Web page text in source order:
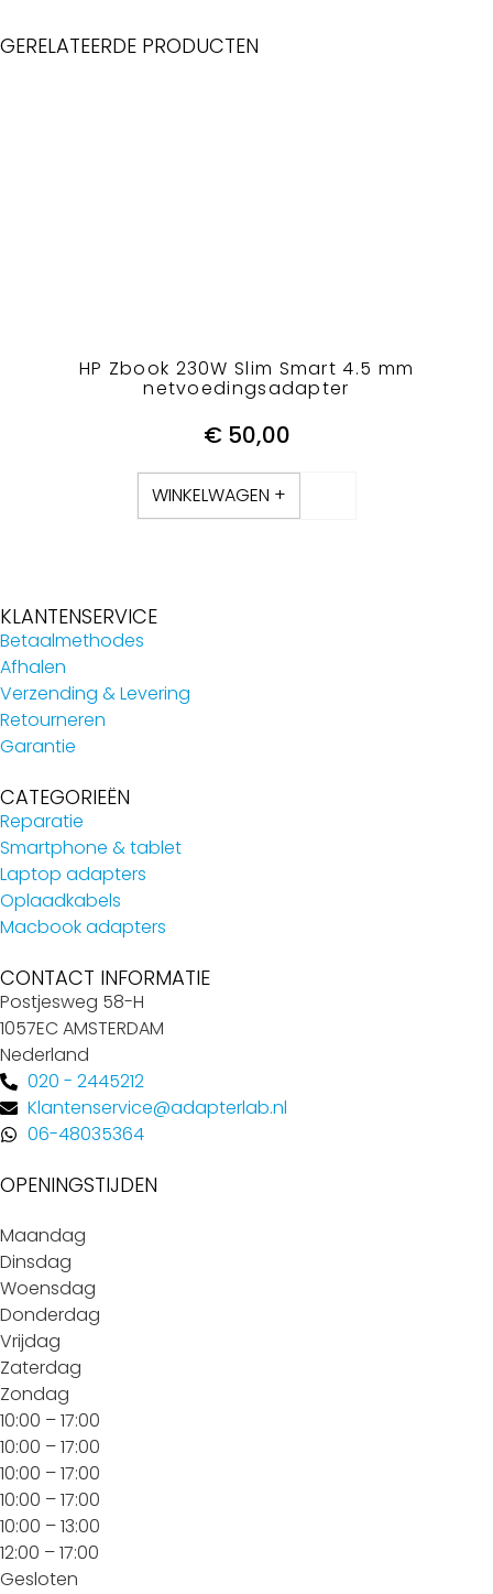
GERELATEERDE PRODUCTEN
HP Zbook 230W Slim Smart 4.5 mm
netvoedingsadapter
€50,00
WINKELWAGEN +
KLANTENSERVICE
Betaalmethodes
Afhalen
Verzending & Levering
Retourneren
Garantie
CATEGORIEËN
Reparatie
Smartphone & tablet
Laptop adapters
Oplaadkabels
Macbook adapters
CONTACT INFORMATIE
Postjesweg 58-H
1057EC AMSTERDAM
Nederland
020 - 2445212
Klantenservice@adapterlab.nl
06-48035364
OPENINGSTIJDEN
Maandag
Dinsdag
Woensdag
Donderdag
Vrijdag
Zaterdag
Zondag
10:00 – 17:00
10:00 – 17:00
10:00 – 17:00
10:00 – 17:00
10:00 – 13:00
12:00 – 17:00
Gesloten